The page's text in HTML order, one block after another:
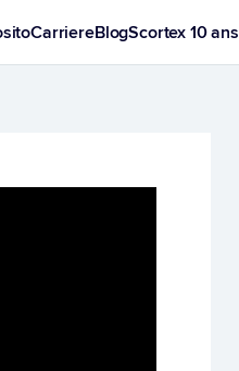
CarriereBlogScortex 10 ans